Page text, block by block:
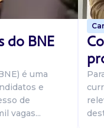
do BNE
é uma
e
de
vagas...